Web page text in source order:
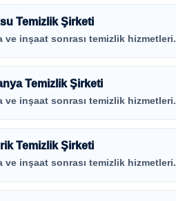
Temizlik Şirketi
ve inşaat sonrası temizlik hizmetleri.
Temizlik Şirketi
ve inşaat sonrası temizlik hizmetleri.
Temizlik Şirketi
ve inşaat sonrası temizlik hizmetleri.